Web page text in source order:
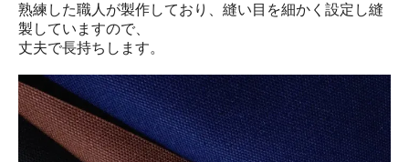
熟練した職人が製作しており、縫い目を細かく設定し縫
製していますので、
丈夫で長持ちします。